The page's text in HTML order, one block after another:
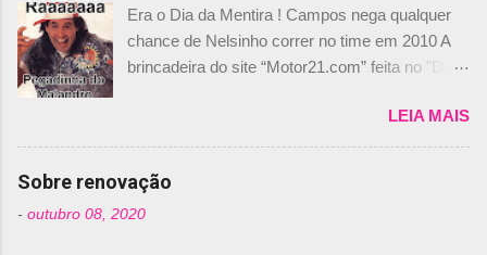
r
i
o
Era o Dia da Mentira ! Campos nega qualquer
chance de Nelsinho correr no time em 2010 A
brincadeira do site “Motor21.com” feita no "Día
de abril –, afirmando que Nelson Piquet havia
comprado 15% das ações da Campos, dando,
com isso, um lugar no time a Nelsinho Piquet,
foi esclarecida de uma vez por todas por
Daniele Audetto, diretor da escuderia. O
LEIA MAIS
Sobre renovação
- outubro 08, 2020